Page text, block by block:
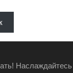
Наслаждайтесь